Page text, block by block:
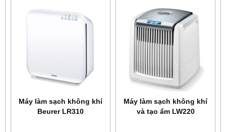
Máy làm sạch không khí
Beurer LR310
Máy làm sạch không khí
và tạo ẩm LW220